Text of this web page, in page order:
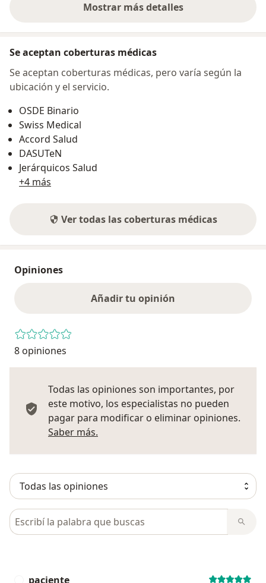
Mostrar más detalles
sobre la dirección
Se aceptan coberturas médicas
Se aceptan coberturas médicas, pero varía según la
ubicación y el servicio.
OSDE Binario
Swiss Medical
Accord Salud
DASUTeN
Jerárquicos Salud
+4 más
Ver todas las coberturas médicas
Opiniones
Añadir tu opinión
8 opiniones
Todas las opiniones son importantes, por
este motivo, los especialistas no pueden
pagar para modificar o eliminar opiniones.
Saber más.
Busca en opiniones
paciente